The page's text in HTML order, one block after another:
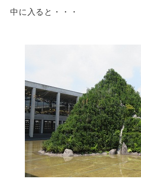
中に入ると・・・